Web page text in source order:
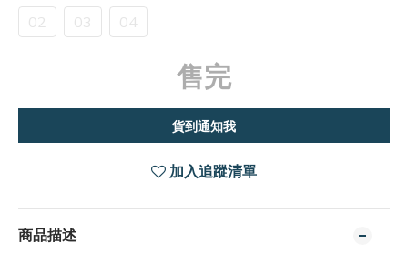
02 03 04
售完
貨到通知我
加入追蹤清單
商品描述